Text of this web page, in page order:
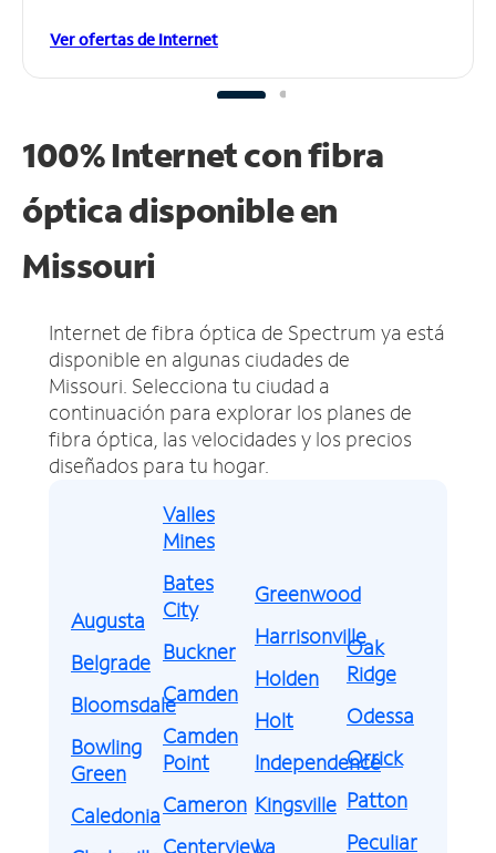
Ver ofertas de Internet
100% Internet con fibra
óptica disponible en
Missouri
Internet de fibra óptica de Spectrum ya está
disponible en algunas ciudades de
Missouri. Selecciona tu ciudad a
continuación para explorar los planes de
fibra óptica, las velocidades y los precios
diseñados para tu hogar.
Augusta
Belgrade
Bloomsdale
Bowling
Green
Caledonia
Valles
Mines
Bates
City
Buckner
Camden
Camden
Point
Cameron
Centerview
Greenwood
Harrisonville
Holden
Holt
Independence
Kingsville
La
Oak
Ridge
Odessa
Orrick
Patton
Peculiar